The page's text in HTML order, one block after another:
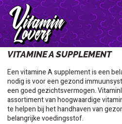
Terug
VITAMINE A SUPPLEMENT
Een vitamine A supplement is een
nodig is voor een gezond
een goed gezichtsvermogen.
assortiment van hoogwaardige
te helpen bij het handhaven van
belangrijke voedingsstof.